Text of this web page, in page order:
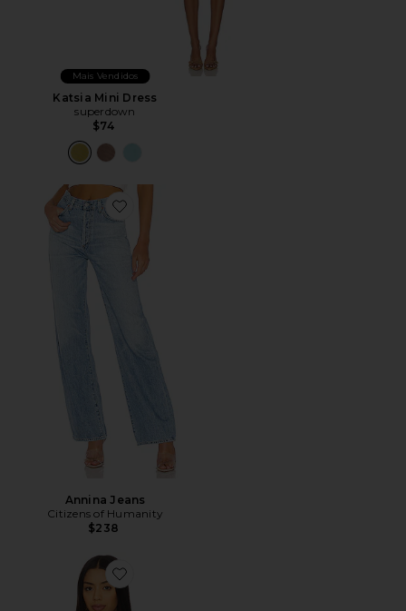
Mais Vendidos
Katsia Mini Dress
superdown
$74
Favorite Annina Jeans
Annina Jeans
Citizens of Humanity
$238
Favorite Palisades Halter